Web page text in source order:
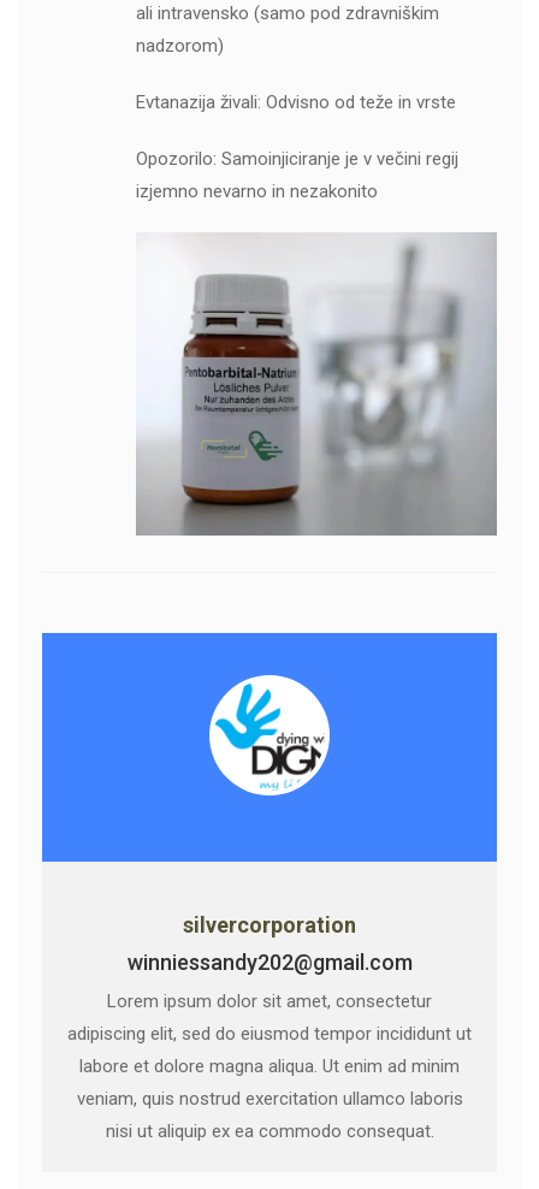
ali intravensko (samo pod zdravniškim
nadzorom)
Evtanazija živali: Odvisno od teže in vrste
Opozorilo: Samoinjiciranje je v večini regij
izjemno nevarno in nezakonito
silvercorporation
winniessandy202@gmail.com
Lorem ipsum dolor sit amet, consectetur
adipiscing elit, sed do eiusmod tempor incididunt ut
labore et dolore magna aliqua. Ut enim ad minim
veniam, quis nostrud exercitation ullamco laboris
nisi ut aliquip ex ea commodo consequat.